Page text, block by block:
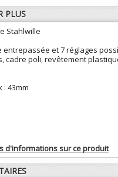
PLUS
Stahlwille
entrepassée et 7 réglages
cadre poli, revêtement
43mm
d'informations sur ce produit